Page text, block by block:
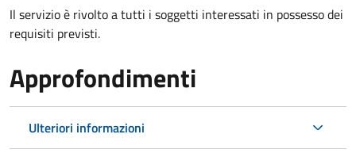
Il servizio è rivolto a tutti i soggetti interessati in possesso dei
requisiti previsti.
Approfondimenti
Ulteriori informazioni